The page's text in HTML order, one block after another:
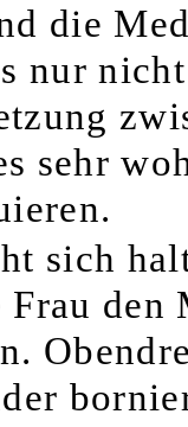
die
nur
sehr
sich
Frau